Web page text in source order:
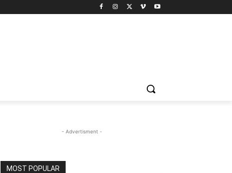
- Advertisment -
MOST POPULAR